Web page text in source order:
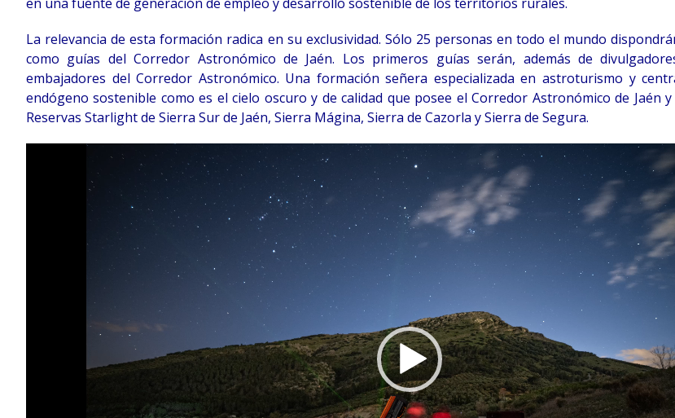
en una fuente de generación de empleo y desarrollo sostenible de los territorios rurales.
La relevancia de esta formación radica en su exclusividad. Sólo 25 personas en todo el mundo
como guías del Corredor Astronómico de Jaén. Los primeros guías serán, además de
embajadores del Corredor Astronómico. Una formación señera especializada en astroturismo y
endógeno sostenible como es el cielo oscuro y de calidad que posee el Corredor Astronómico de Jaén
Reservas Starlight de Sierra Sur de Jaén, Sierra Mágina, Sierra de Cazorla y Sierra de Segura.